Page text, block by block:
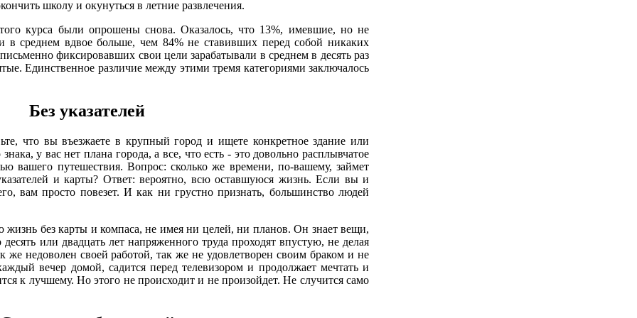
школу и окунуться в летние развлечения.
курса были опрошены снова. Оказалось, что 13%, имевшие, но не
в среднем вдвое больше, чем 84% не ставивших перед собой никаких
фиксировавших свои цели зарабатывали в среднем в десять раз
Единственное различие между этими тремя категориями заключалось
Без указателей
что вы въезжаете в крупный город и ищете конкретное здание или
у вас нет плана города, а все, что есть - это довольно расплывчатое
вашего путешествия. Вопрос: сколько же времени, по-вашему, займет
и карты? Ответ: вероятно, всю оставшуюся жизнь. Если вы и
вам просто повезет. И как ни грустно признать, большинство людей
жизнь без карты и компаса, не имея ни целей, ни планов. Он знает вещи,
или двадцать лет напряженного труда проходят впустую, не делая
же недоволен своей работой, так же не удовлетворен своим браком и не
вечер домой, садится перед телевизором и продолжает мечтать и
к лучшему. Но этого не происходит и не произойдет. Не случится само